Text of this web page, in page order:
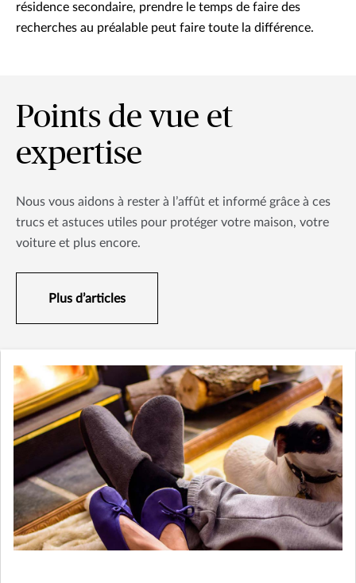
résidence secondaire, prendre le temps de faire des
recherches au préalable peut faire toute la différence.
Points de vue et
expertise
Nous vous aidons à rester à l’affût et informé grâce à ces
trucs et astuces utiles pour protéger votre maison, votre
voiture et plus encore.
Plus d’articles